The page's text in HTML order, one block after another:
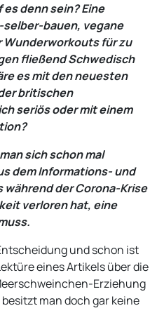
es denn sein? Eine
bauen, vegane
für zu
fließend Schwedisch
es mit den neuesten
britischen
seriös oder mit einem
sich schon mal
dem Informations- und
der Corona-Krise
verloren hat, eine
und schon ist
eines Artikels über die
Erziehung
man doch gar keine